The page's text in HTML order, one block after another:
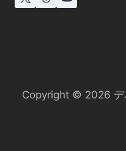
Copyright © 2026 デ